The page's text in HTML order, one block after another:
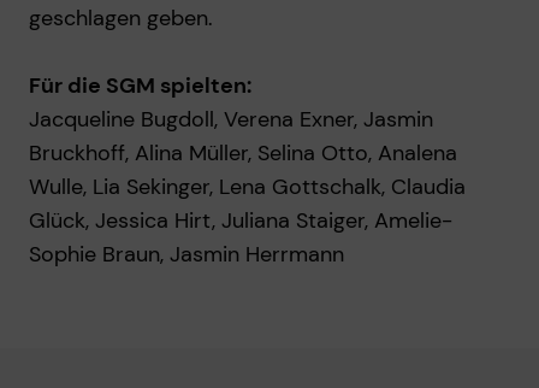
geschlagen geben.
Für die SGM spielten:
Jacqueline Bugdoll, Verena Exner, Jasmin
Bruckhoff, Alina Müller, Selina Otto, Analena
Wulle, Lia Sekinger, Lena Gottschalk, Claudia
Glück, Jessica Hirt, Juliana Staiger, Amelie-
Sophie Braun, Jasmin Herrmann